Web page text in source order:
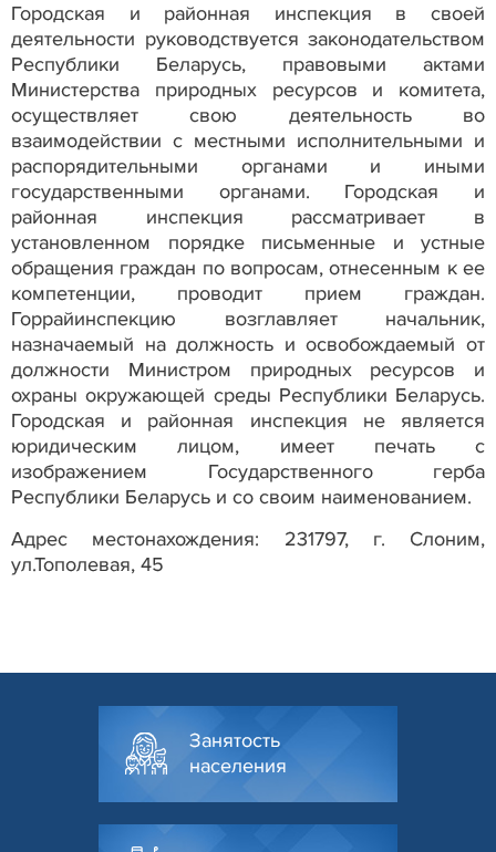
Городская и районная инспекция в своей
деятельности руководствуется законодательством
Республики Беларусь, правовыми актами
Министерства природных ресурсов и комитета,
осуществляет свою деятельность во
взаимодействии с местными исполнительными и
распорядительными органами и иными
государственными органами. Городская и
районная инспекция рассматривает в
установленном порядке письменные и устные
обращения граждан по вопросам, отнесенным к ее
компетенции, проводит прием граждан.
Горрайинспекцию возглавляет начальник,
назначаемый на должность и освобождаемый от
должности Министром природных ресурсов и
охраны окружающей среды Республики Беларусь.
Городская и районная инспекция не является
юридическим лицом, имеет печать с
изображением Государственного герба
Республики Беларусь и со своим наименованием.
Адрес местонахождения: 231797, г. Слоним,
ул.Тополевая, 45
Занятость
населения